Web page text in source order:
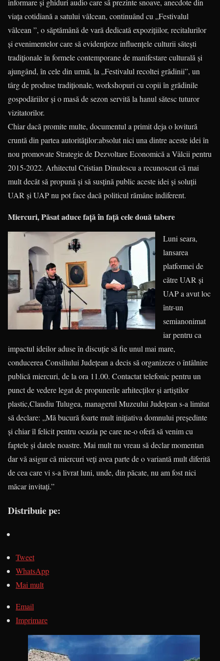
informare şi ghiduri audio care să prezinte snoave, anecdote din
viaţa cotidiană a satului vâlcean, continuând cu „Festivalul
vâlcean ”, o săptămână de vară dedicată expoziţiilor, recitalurilor
şi evenimentelor care să evidenţieze influenţele culturii săteşti
tradiţionale în formele contemporane de manifestare culturală şi
ajungând, în cele din urmă, la „Festivalul recoltei grădinii”, un
târg de produse tradiţionale, workshopuri cu copii în grădinile
gospodăriilor şi o masă de sezon servită la hanul sătesc tuturor
vizitatorilor.
Chiar dacă promite multe, documentul a primit deja o lovitură
cruntă din partea autorităţilor:absolut nici una dintre aceste idei în
nou promovate Strategie de Dezvoltare Economică a Vâlcii pentru
2015-2022. Arhitectul Cristian Dinulescu a recunoscut că mai
mult decât să propună şi să susţină public aceste idei şi soluţii
UAR şi UAP nu pot face dacă politicul rămâne indiferent.
Miercuri, Păsat aduce față în față cele două tabere
Luni seara,
lansarea
platformei de
către UAR și
UAP a avut loc
într-un
semianonimat
iar pentru ca
impactul ideilor aduse în discuție să fie unul mai mare,
conducerea Consiliului Județean a decis să organizeze o întâlnire
publică miercuri, de la ora 11.00. Contactat telefonic pentru un
punct de vedere legat de propunerile arhitecților și artiștilor
plastic,Claudiu Tulugea, managerul Muzeului Județean s-a limitat
să declare: „Mă bucură foarte mult inițiativa domnului președinte
și chiar îl felicit pentru ocazia pe care ne-o oferă să venim cu
faptele și datele noastre. Mai mult nu vreau să declar momentan
dar vă asigur că miercuri veți avea parte de o variantă mult diferită
de cea care vi s-a livrat luni, unde, din păcate, nu am fost nici
măcar invitați.”
Distribuie pe:
Tweet
WhatsApp
Mai mult
Email
Imprimare